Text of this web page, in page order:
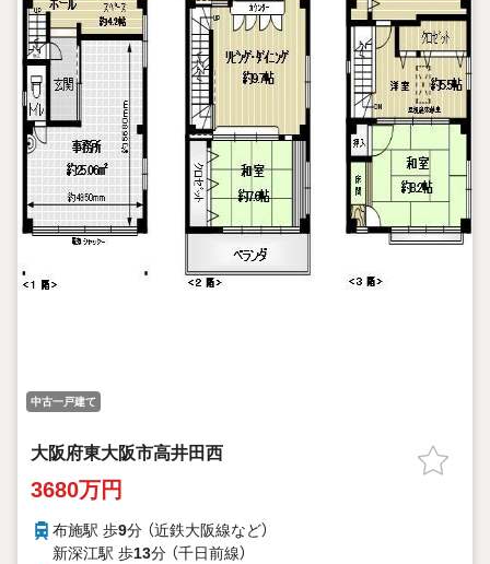
中古一戸建て
大阪府東大阪市高井田西
3680万円
布施駅 歩9分 （近鉄大阪線など）
新深江駅 歩13分 （千日前線）